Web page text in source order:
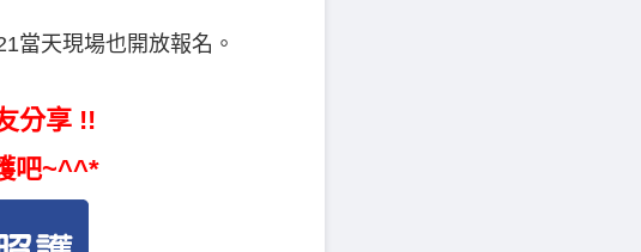
當天現場也開放報名。
分享 !!
吧~^^*